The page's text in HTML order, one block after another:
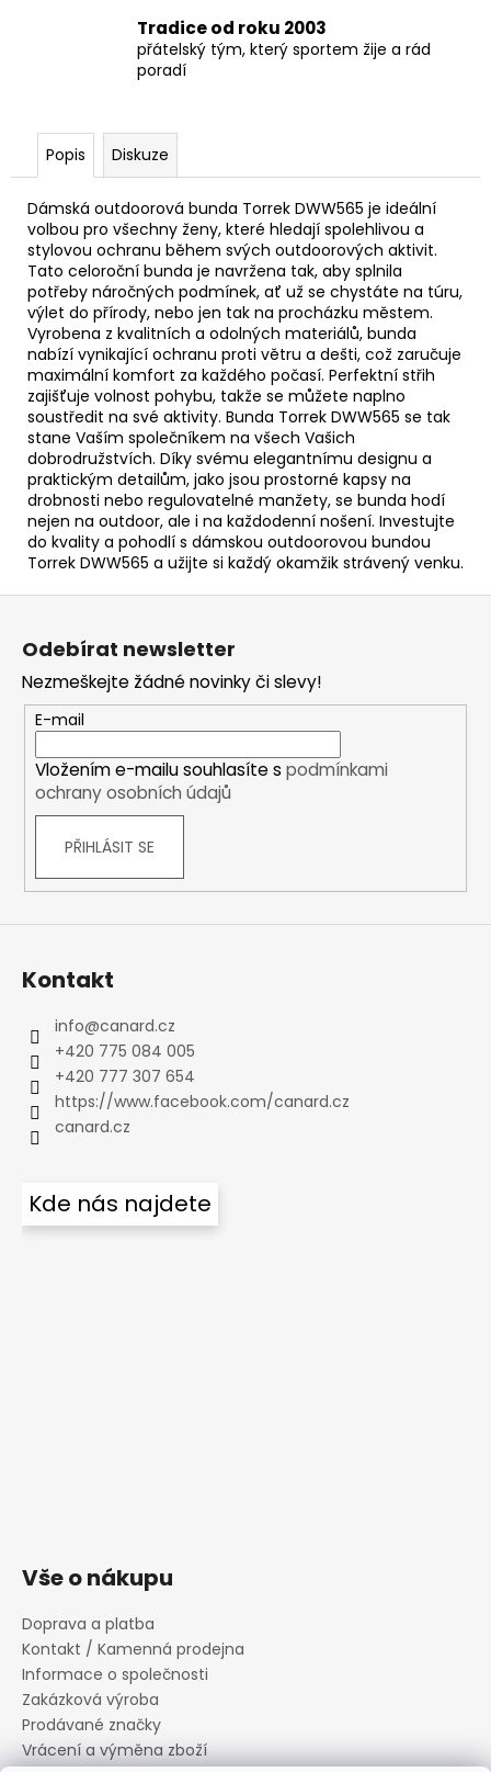
Tradice od roku 2003
přátelský tým, který sportem žije a rád
poradí
Popis Diskuze
Dámská outdoorová bunda Torrek DWW565 je ideální
volbou pro všechny ženy, které hledají spolehlivou a
stylovou ochranu během svých outdoorových aktivit.
Tato celoroční bunda je navržena tak, aby splnila
potřeby náročných podmínek, ať už se chystáte na túru,
výlet do přírody, nebo jen tak na procházku městem.
Vyrobena z kvalitních a odolných materiálů, bunda
nabízí vynikající ochranu proti větru a dešti, což zaručuje
maximální komfort za každého počasí. Perfektní střih
zajišťuje volnost pohybu, takže se můžete naplno
soustředit na své aktivity. Bunda Torrek DWW565 se tak
stane Vaším společníkem na všech Vašich
dobrodružstvích. Díky svému elegantnímu designu a
praktickým detailům, jako jsou prostorné kapsy na
drobnosti nebo regulovatelné manžety, se bunda hodí
nejen na outdoor, ale i na každodenní nošení. Investujte
do kvality a pohodlí s dámskou outdoorovou bundou
Torrek DWW565 a užijte si každý okamžik strávený venku.
Z
Odebírat newsletter
Nezmeškejte žádné novinky či slevy!
E-mail
Vložením e-mailu souhlasíte s podmínkami
ochrany osobních údajů
PŘIHLÁSIT SE
Kontakt
info@canard.cz
+420 775 084 005
+420 777 307 654
https://www.facebook.com/canard.cz
canard.cz
Kde nás najdete
Vše o nákupu
Doprava a platba
Kontakt / Kamenná prodejna
Informace o společnosti
Zakázková výroba
Prodávané značky
Vrácení a výměna zboží